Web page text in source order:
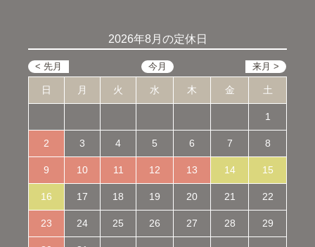
2026年8月の定休日
日 月 火 水 木 金 土
1
2 3 4 5 6 7 8
9 10 11 12 13 14 15
16 17 18 19 20 21 22
23 24 25 26 27 28 29